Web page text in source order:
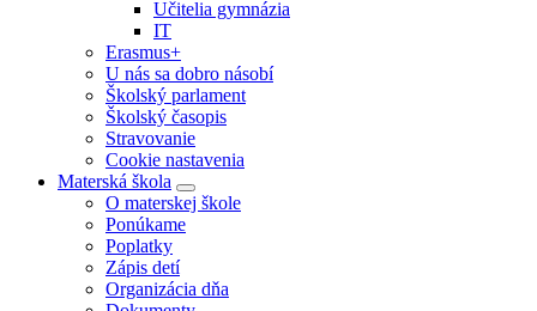
Učitelia gymnázia
IT
Erasmus+
U nás sa dobro násobí
Školský parlament
Školský časopis
Stravovanie
Cookie nastavenia
Materská škola
O materskej škole
Ponúkame
Poplatky
Zápis detí
Organizácia dňa